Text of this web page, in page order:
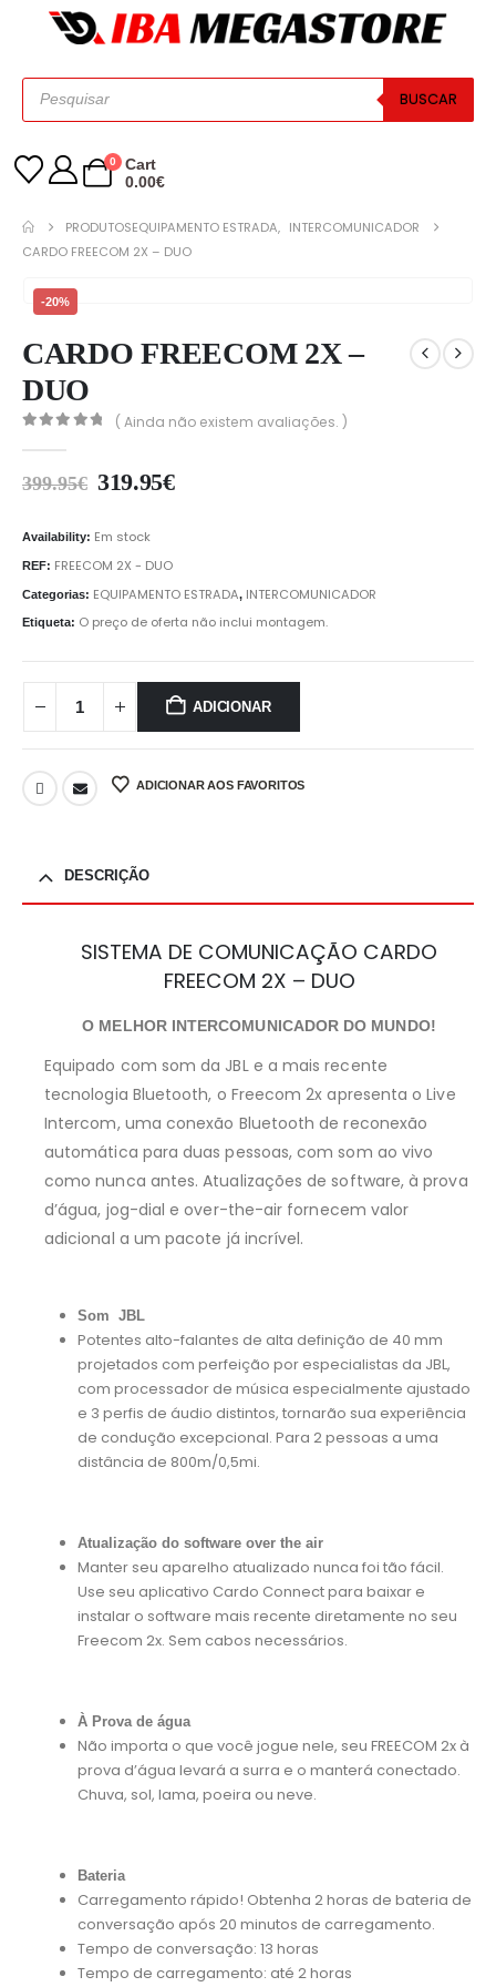
BUSCAR
0
Cart
0.00€
PRODUTOSEQUIPAMENTO ESTRADA, INTERCOMUNICADOR
CARDO FREECOM 2X – DUO
-20%
CARDO FREECOM 2X –
DUO
( Ainda não existem avaliações. )
399.95€ 319.95€
Availability: Em stock
REF: FREECOM 2X - DUO
Categorias: EQUIPAMENTO ESTRADA, INTERCOMUNICADOR
Etiqueta: O preço de oferta não inclui montagem.
ADICIONAR
ADICIONAR AOS FAVORITOS
DESCRIÇÃO
SISTEMA DE COMUNICAÇÃO CARDO
FREECOM 2X – DUO
O MELHOR INTERCOMUNICADOR DO MUNDO!
Equipado com som da JBL e a mais recente
tecnologia Bluetooth, o Freecom 2x apresenta o Live
Intercom, uma conexão Bluetooth de reconexão
automática para duas pessoas, com som ao vivo
como nunca antes. Atualizações de software, à prova
d’água, jog-dial e over-the-air fornecem valor
adicional a um pacote já incrível.
Som JBL
Potentes alto-falantes de alta definição de 40 mm
projetados com perfeição por especialistas da JBL,
com processador de música especialmente ajustado
e 3 perfis de áudio distintos, tornarão sua experiência
de condução excepcional. Para 2 pessoas a uma
distância de 800m/0,5mi.
Atualização do software over the air
Manter seu aparelho atualizado nunca foi tão fácil.
Use seu aplicativo Cardo Connect para baixar e
instalar o software mais recente diretamente no seu
Freecom 2x. Sem cabos necessários.
À Prova de água
Não importa o que você jogue nele, seu FREECOM 2x à
prova d’água levará a surra e o manterá conectado.
Chuva, sol, lama, poeira ou neve.
Bateria
Carregamento rápido! Obtenha 2 horas de bateria de
conversação após 20 minutos de carregamento.
Tempo de conversação: 13 horas
Tempo de carregamento: até 2 horas